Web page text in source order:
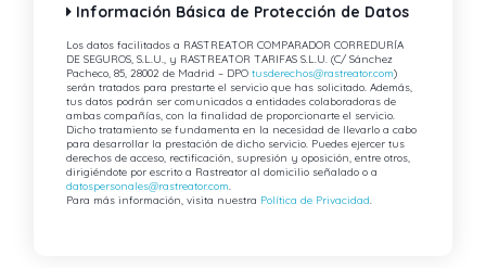
Información Básica de Protección de Datos
Los datos facilitados a RASTREATOR COMPARADOR CORREDURÍA
DE SEGUROS, S.L.U., y RASTREATOR TARIFAS S.L.U. (C/ Sánchez
Pacheco, 85, 28002 de Madrid – DPOtusderechos@rastreator.com)
serán tratados para prestarte el servicio que has solicitado. Además,
tus datos podrán ser comunicados a entidades colaboradoras de
ambas compañías, con la finalidad de proporcionarte el servicio.
Dicho tratamiento se fundamenta en la necesidad de llevarlo a cabo
para desarrollar la prestación de dicho servicio. Puedes ejercer tus
derechos de acceso, rectificación, supresión y oposición, entre otros,
dirigiéndote por escrito a Rastreator al domicilio señalado o a
datospersonales@rastreator.com.
Para más información, visita nuestra Política de Privacidad.